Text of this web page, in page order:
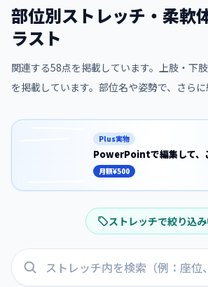
部位別ストレッチ・柔軟
ラスト
関連する58点を掲載しています。 上肢・下
を掲載しています。部位名や姿勢で、さらに
Plus実物
PowerPointで編集して、
この素材の文字入り
月額¥500
ストレッチで絞り込